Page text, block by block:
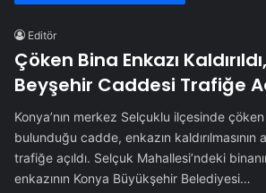
Editör
Çöken Bina Enkazı Kaldırıldı,
Beyşehir Caddesi Trafiğe
Konya’nın merkez Selçuklu ilçesinde çöken
bulunduğu cadde, enkazın kaldırılmasının
trafiğe açıldı. Selçuk Mahallesi’ndeki
enkazının Konya Büyükşehir Belediyesi…